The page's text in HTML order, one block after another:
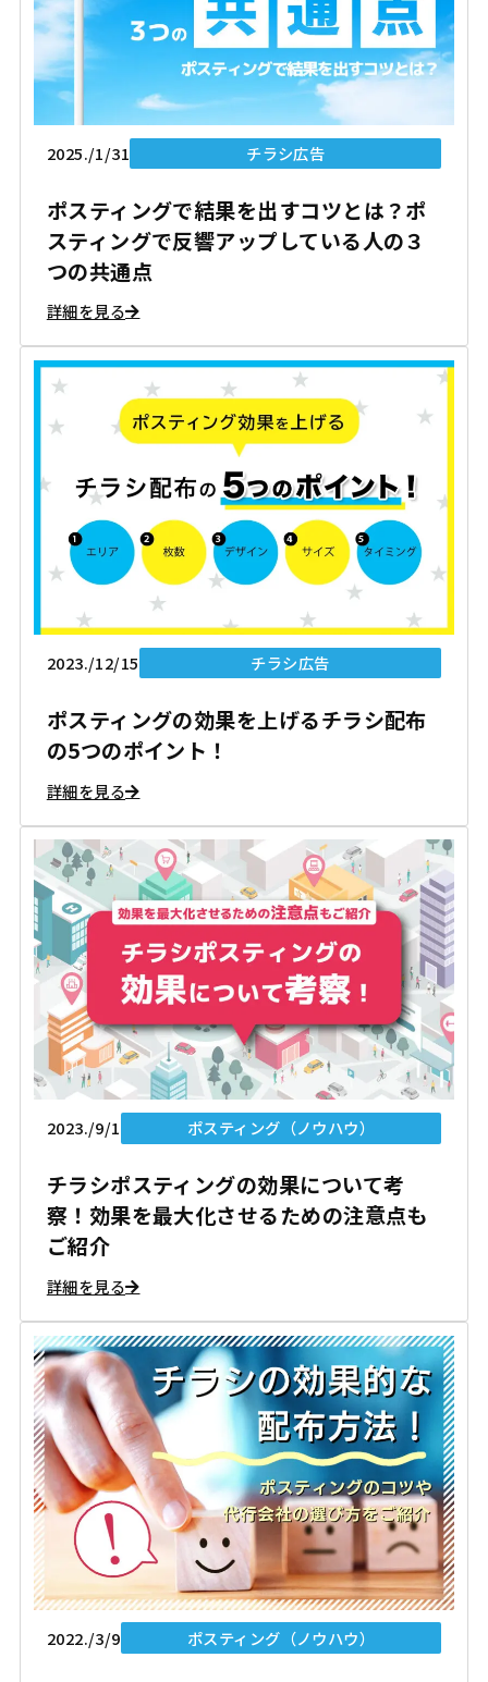
2025./1/31 チラシ広告
ポスティングで結果を出すコツとは？ポ
スティングで反響アップしている人の３
つの共通点
詳細を見る
2023./12/15 チラシ広告
ポスティングの効果を上げるチラシ配布
の5つのポイント！
詳細を見る
2023./9/1 ポスティング（ノウハウ）
チラシポスティングの効果について考
察！効果を最大化させるための注意点も
ご紹介
詳細を見る
2022./3/9 ポスティング（ノウハウ）